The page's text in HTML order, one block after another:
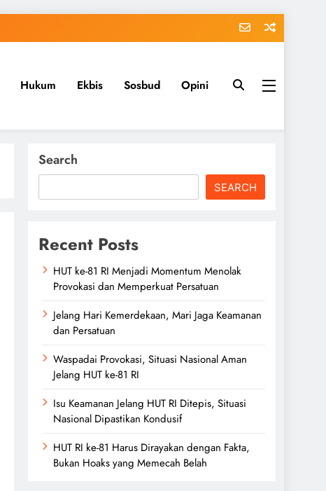
Hukum Ekbis Sosbud Opini
Search
SEARCH
Recent Posts
HUT ke-81 RI Menjadi Momentum Menolak
Provokasi dan Memperkuat Persatuan
Jelang Hari Kemerdekaan, Mari Jaga Keamanan
dan Persatuan
Waspadai Provokasi, Situasi Nasional Aman
Jelang HUT ke-81 RI
Isu Keamanan Jelang HUT RI Ditepis, Situasi
Nasional Dipastikan Kondusif
HUT RI ke-81 Harus Dirayakan dengan Fakta,
Bukan Hoaks yang Memecah Belah